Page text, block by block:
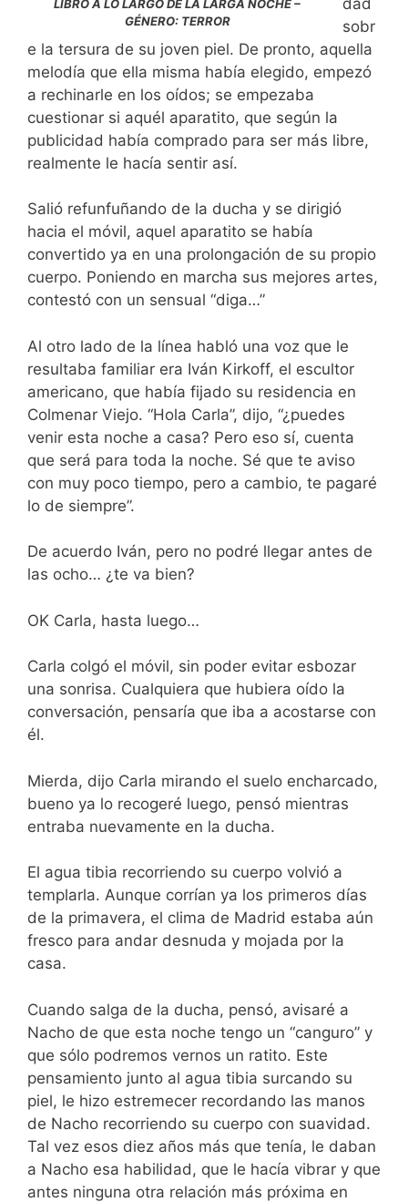
LIBRO A LO LARGO DE LA LARGA NOCHE –
GÉNERO: TERROR
sobr
e la tersura de su joven piel. De pronto, aquella
melodía que ella misma había elegido, empezó
a rechinarle en los oídos; se empezaba
cuestionar si aquél aparatito, que según la
publicidad había comprado para ser más libre,
realmente le hacía sentir así.
Salió refunfuñando de la ducha y se dirigió
hacia el móvil, aquel aparatito se había
convertido ya en una prolongación de su propio
cuerpo. Poniendo en marcha sus mejores artes,
contestó con un sensual “diga…”
Al otro lado de la línea habló una voz que le
resultaba familiar era Iván Kirkoff, el escultor
americano, que había fijado su residencia en
Colmenar Viejo. “Hola Carla”, dijo, “¿puedes
venir esta noche a casa? Pero eso sí, cuenta
que será para toda la noche. Sé que te aviso
con muy poco tiempo, pero a cambio, te pagaré
lo de siempre”.
De acuerdo Iván, pero no podré llegar antes de
las ocho… ¿te va bien?
OK Carla, hasta luego…
Carla colgó el móvil, sin poder evitar esbozar
una sonrisa. Cualquiera que hubiera oído la
conversación, pensaría que iba a acostarse con
él.
Mierda, dijo Carla mirando el suelo encharcado,
bueno ya lo recogeré luego, pensó mientras
entraba nuevamente en la ducha.
El agua tibia recorriendo su cuerpo volvió a
templarla. Aunque corrían ya los primeros días
de la primavera, el clima de Madrid estaba aún
fresco para andar desnuda y mojada por la
casa.
Cuando salga de la ducha, pensó, avisaré a
Nacho de que esta noche tengo un “canguro” y
que sólo podremos vernos un ratito. Este
pensamiento junto al agua tibia surcando su
piel, le hizo estremecer recordando las manos
de Nacho recorriendo su cuerpo con suavidad.
Tal vez esos diez años más que tenía, le daban
a Nacho esa habilidad, que le hacía vibrar y que
antes ninguna otra relación más próxima en